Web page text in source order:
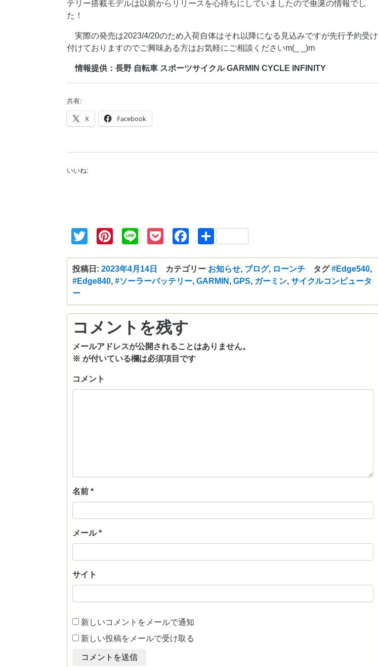
テリー搭載モデルは以前からリリースを心待ちにしていましたので垂涎の情報でし
た！
実際の発売は2023/4/20のため入荷自体はそれ以降になる見込みですが先行予約受け
付けておりますのでご興味ある方はお気軽にご相談くださいm(_ _)m
情報提供：長野 自転車 スポーツサイクル GARMIN CYCLE INFINITY
共有:
X Facebook
いいね:
TwitterPinterest
Line PocketFacebook
共
投稿日: 2023年4月14日 カテゴリー お知らせ, ブログ, ローンチ タグ#Edge540,
#Edge840, #ソーラーバッテリー, GARMIN , GPS, ガーミン, サイクルコンピュータ
ー
コメントを残す
メールアドレスが公開されることはありません。
※ が付いている欄は必須項目です
コメント
名前 *
メール *
サイト
新しいコメントをメールで通知
新しい投稿をメールで受け取る